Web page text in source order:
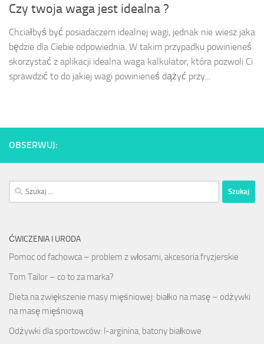
Czy twoja waga jest idealna ?
Chciałbyś być posiadaczem idealnej wagi, jednak nie wiesz jaka
będzie dla Ciebie odpowiednia. W takim przypadku powinieneś
skorzystać z aplikacji idealna waga kalkulator, która pozwoli Ci
sprawdzić to do jakiej wagi powinieneś dążyć przy...
OBSERWUJ:
Szukaj:
ĆWICZENIA I URODA
Pomoc od fachowca – problem z włosami, akcesoria fryzjerskie
Tom Tailor – co to za marka?
Dieta na zwiększenie masy mięśniowej: białko na masę – odżywki
na masę mięśniową
Odżywki dla sportowców: l-arginina, batony białkowe